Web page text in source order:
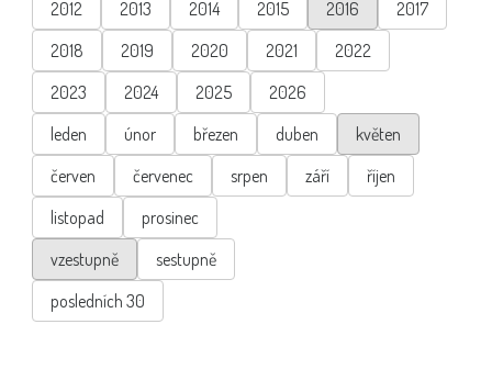
2012
2013 2014 2015 2016
2017
2018
2019 2020 2021
2022
2023
2024 2025
2026
leden
únor březen duben
květen
červen
červenec srpen září
říjen
listopad
prosinec
vzestupně
sestupně
posledních 30